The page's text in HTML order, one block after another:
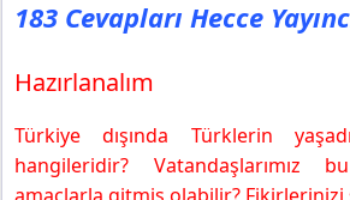
Söyleyelim
Hecce Yayıncılık
4. Sınıf Sosyal Bilgiler Ders Kitabı
Hecce Yayıncılık
Söyleyelim
183 Cevapları Hecce
Hazırlanalım
Türkiye dışında Türklerin
hangileridir? Vatandaşlarımız